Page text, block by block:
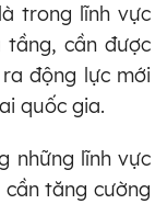
trong lĩnh vực
tầng, cần được
động lực mới
quốc gia.
những lĩnh vực
tăng cường